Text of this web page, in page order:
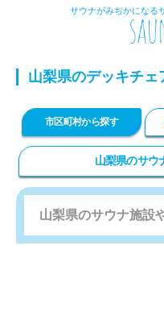
サウナがみぢかになる
山梨県のデッキチェ
市区町村から探す
山梨県のサウ